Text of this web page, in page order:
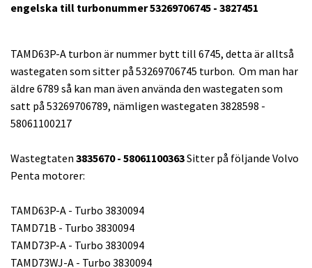
engelska till turbonummer 53269706745 - 3827451
TAMD63P-A turbon är nummer bytt till 6745, detta är alltså
wastegaten som sitter på 53269706745 turbon. Om man har
äldre 6789 så kan man även använda den wastegaten som
satt på 53269706789, nämligen wastegaten 3828598 -
58061100217
Wastegtaten 3835670 - 58061100363Sitter på följande Volvo
Penta motorer:
TAMD63P-A - Turbo 3830094
TAMD71B - Turbo 3830094
TAMD73P-A - Turbo 3830094
TAMD73WJ-A - Turbo 3830094